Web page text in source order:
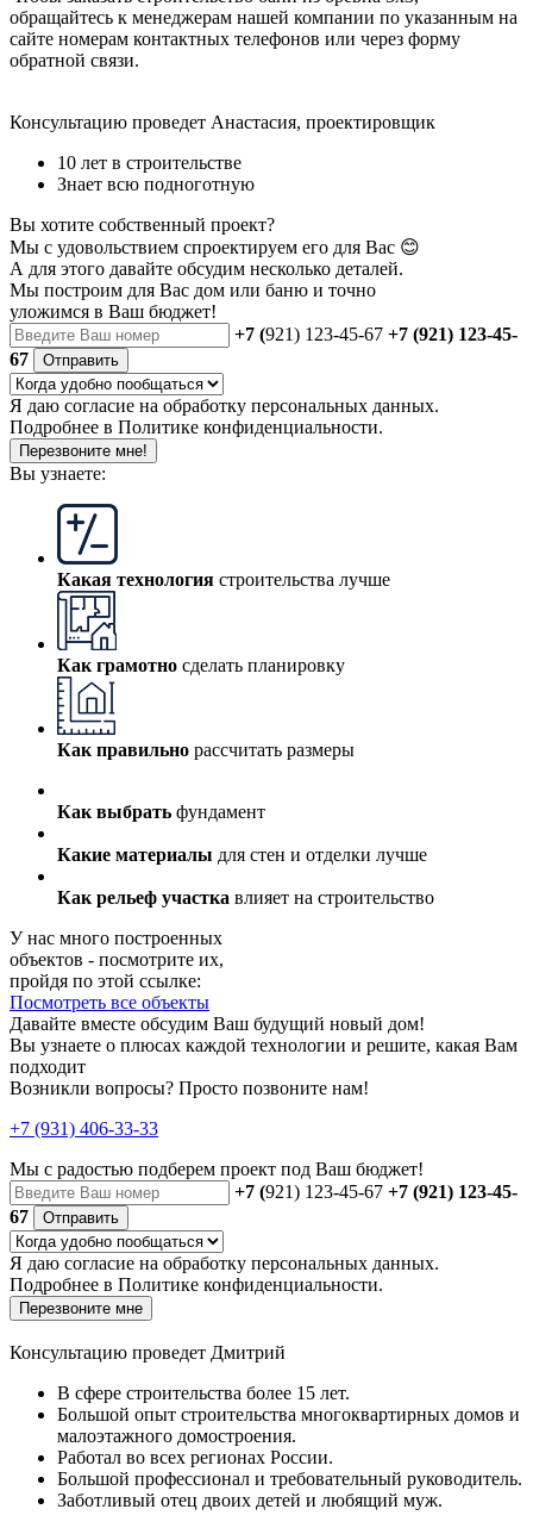
обращайтесь к менеджерам нашей компании по указанным на
сайте номерам контактных телефонов или через форму
обратной связи.
Консультацию проведет Анастасия, проектировщик
10 лет в строительстве
Знает всю подноготную
Вы хотите собственный проект?
Мы с удовольствием спроектируем его для Вас 😊
А для этого давайте обсудим несколько деталей.
Мы построим для Вас дом или баню и точно
уложимся в Ваш бюджет!
+7 (921) 123-45-67 +7 (921) 123-45-
67
Отправить
Я даю согласие на обработку персональных данных.
Подробнее в Политике конфиденциальности.
Перезвоните мне!
Вы узнаете:
Какая технология строительства лучше
Как грамотно сделать планировку
Как правильно рассчитать размеры
Как выбрать фундамент
Какие материалы для стен и отделки лучше
Как рельеф участка влияет на строительство
У нас много построенных
объектов - посмотрите их,
пройдя по этой ссылке:
Посмотреть все объекты
Давайте вместе обсудим Ваш будущий новый дом!
Вы узнаете о плюсах каждой технологии и решите, какая Вам
подходит
Возникли вопросы? Просто позвоните нам!
+7 (931) 406-33-33
Мы с радостью подберем проект под Ваш бюджет!
+7 (921) 123-45-67 +7 (921) 123-45-
67
Отправить
Я даю согласие на обработку персональных данных.
Подробнее в Политике конфиденциальности.
Перезвоните мне
Консультацию проведет Дмитрий
В сфере строительства более 15 лет.
Большой опыт строительства многоквартирных домов и
малоэтажного домостроения.
Работал во всех регионах России.
Большой профессионал и требовательный руководитель.
Заботливый отец двоих детей и любящий муж.